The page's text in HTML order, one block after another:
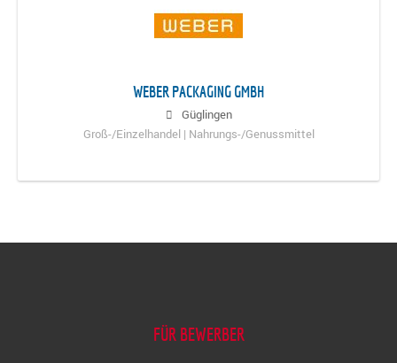
WEBER PACKAGING GMBH
Güglingen
Groß-/Einzelhandel | Nahrungs-/Genussmittel
FÜR BEWERBER